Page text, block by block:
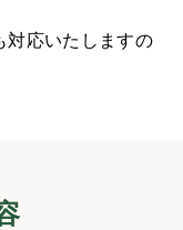
対応いたしますの